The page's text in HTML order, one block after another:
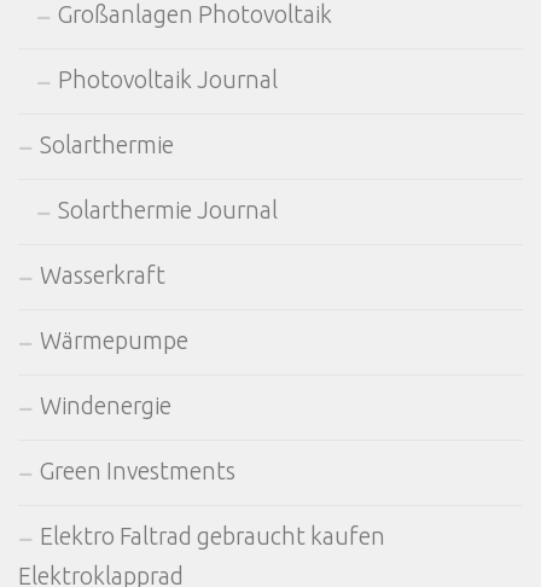
Großanlagen Photovoltaik
Photovoltaik Journal
Solarthermie
Solarthermie Journal
Wasserkraft
Wärmepumpe
Windenergie
Green Investments
Elektro Faltrad gebraucht kaufen
Elektroklapprad